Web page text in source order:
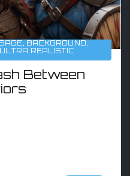
, BACKGROUND,
ULTRA REALISTIC
Between